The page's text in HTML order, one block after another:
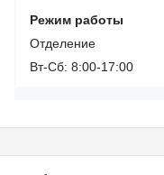
Режим работы
Отделение
Вт-Сб: 8:00-17:00